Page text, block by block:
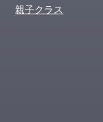
親子クラス